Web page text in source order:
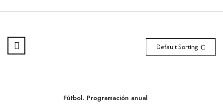
Default Sorting
Fútbol. Programación anual